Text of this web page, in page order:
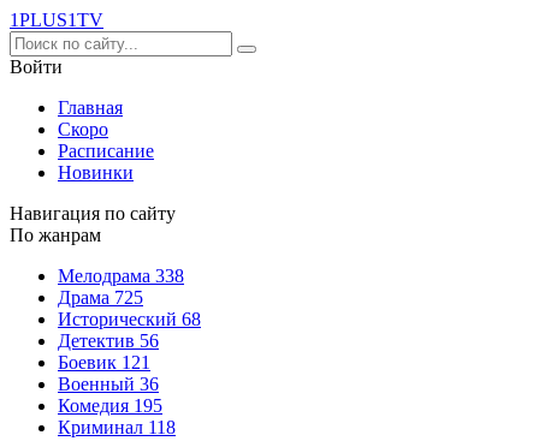
1PLUS1TV
Войти
Главная
Скоро
Расписание
Новинки
Навигация по сайту
По жанрам
Мелодрама 338
Драма 725
Исторический 68
Детектив 56
Боевик 121
Военный 36
Комедия 195
Криминал 118